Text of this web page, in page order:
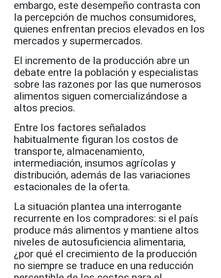
embargo, este desempeño contrasta con
la percepción de muchos consumidores,
quienes enfrentan precios elevados en los
mercados y supermercados.
El incremento de la producción abre un
debate entre la población y especialistas
sobre las razones por las que numerosos
alimentos siguen comercializándose a
altos precios.
Entre los factores señalados
habitualmente figuran los costos de
transporte, almacenamiento,
intermediación, insumos agrícolas y
distribución, además de las variaciones
estacionales de la oferta.
La situación plantea una interrogante
recurrente en los compradores: si el país
produce más alimentos y mantiene altos
niveles de autosuficiencia alimentaria,
¿por qué el crecimiento de la producción
no siempre se traduce en una reducción